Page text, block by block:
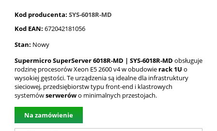
Kod producenta: SYS-6018R-MD
Kod EAN: 672042181056
Stan: Nowy
Supermicro SuperServer 6018R-MD | SYS-6018R-MD obsługuje
rodzinę procesorów Xeon E5 2600 v4 w obudowie rack 1U o
wysokiej gęstości. Te urządzenia są idealne dla infrastruktury
sieciowej, przedsiębiorstw typu front-end i klastrowych
systemówserwerówo minimalnych przestojach.
Na zamówienie